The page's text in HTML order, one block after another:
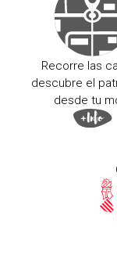
Recorre las
descubre el
desde tu